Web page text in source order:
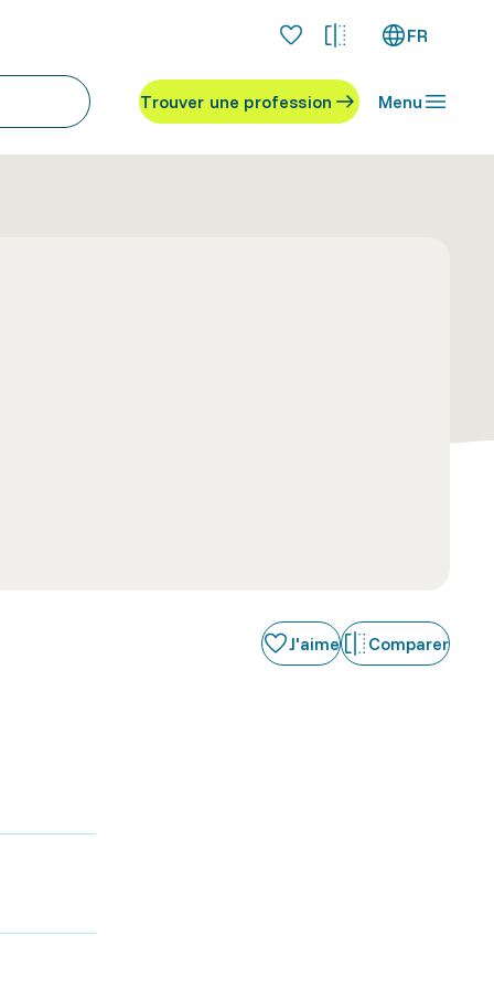
FR
Trouver une profession Menu
J'aime Comparer